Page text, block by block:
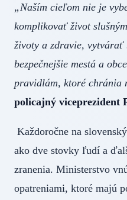
„Naším cieľom nie je
komplikovať život
životy a zdravie, vytvárať
bezpečnejšie mestá a
pravidlám, ktoré chránia
policajný viceprezident
Každoročne na
ako dve stovky ľudí a
zranenia. Ministerstvo
opatreniami, ktoré majú